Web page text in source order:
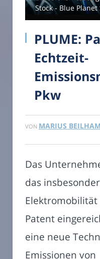
Stock - Blue Planet
PLUME:
Echtzeit-
Pkw
VON MARIUS
Das
das
Patent
eine neue
Emissionen von